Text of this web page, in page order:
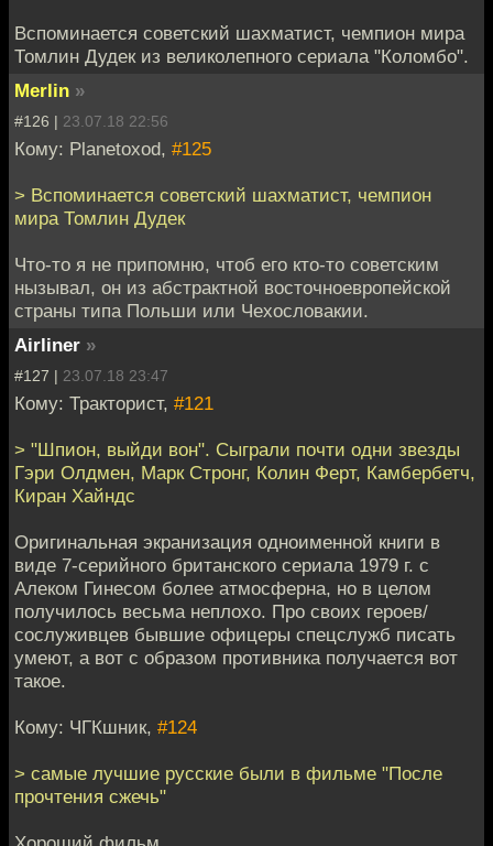
Вспоминается советский шахматист, чемпион мира
Томлин Дудек из великолепного сериала "Коломбо".
Merlin »
#126 | 23.07.18 22:56
Кому: Planetoxod, #125
> Вспоминается советский шахматист, чемпион
мира Томлин Дудек
Что-то я не припомню, чтоб его кто-то советским
нызывал, он из абстрактной восточноевропейской
страны типа Польши или Чехословакии.
Airliner »
#127 | 23.07.18 23:47
Кому: Тракторист, #121
> "Шпион, выйди вон". Сыграли почти одни звезды
Гэри Олдмен, Марк Стронг, Колин Ферт, Камбербетч,
Киран Хайндс
Оригинальная экранизация одноименной книги в
виде 7-серийного британского сериала 1979 г. с
Алеком Гинесом более атмосферна, но в целом
получилось весьма неплохо. Про своих героев/
сослуживцев бывшие офицеры спецслужб писать
умеют, а вот с образом противника получается вот
такое.
Кому: ЧГКшник, #124
> самые лучшие русские были в фильме "После
прочтения сжечь"